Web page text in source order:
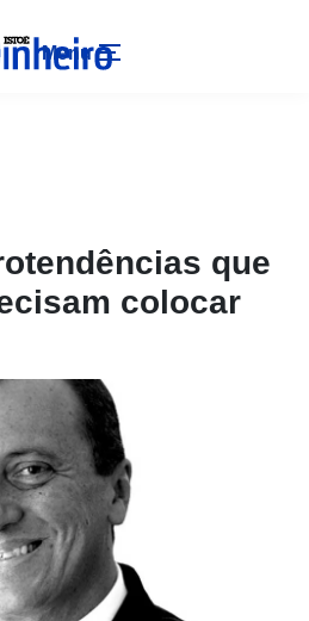
Menu
que
colocar